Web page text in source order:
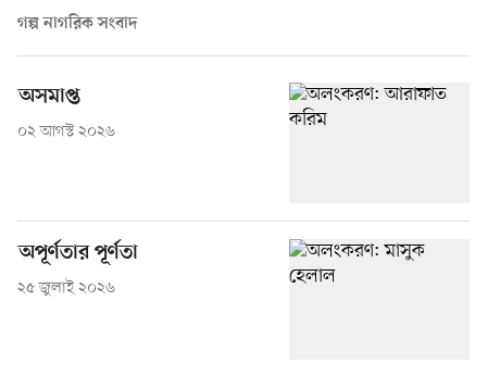
গল্প নাগরিক সংবাদ
অসমাপ্ত
০২ আগস্ট ২০২৬
অপূর্ণতার পূর্ণতা
২৫ জুলাই ২০২৬